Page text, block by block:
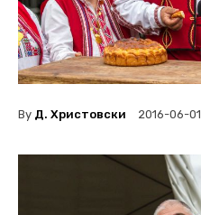
By Д. Христовски 2016-06-01